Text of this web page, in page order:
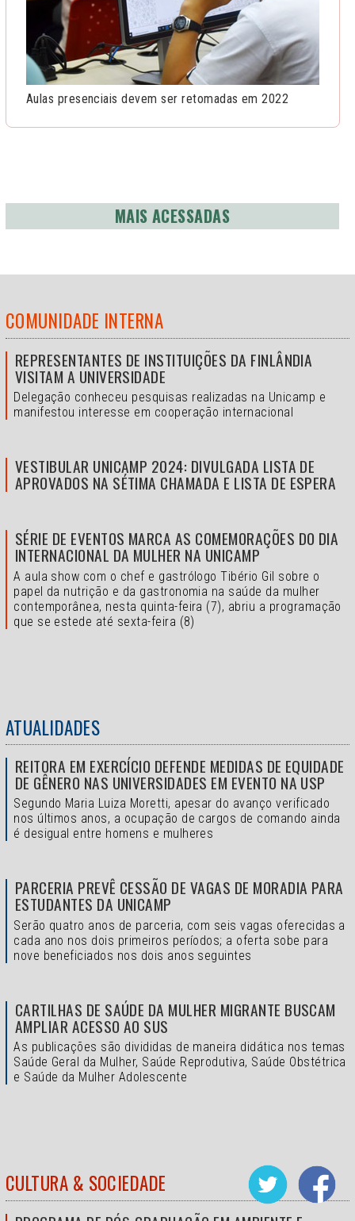
Aulas presenciais devem ser retomadas em 2022
MAIS ACESSADAS
COMUNIDADE INTERNA
REPRESENTANTES DE INSTITUIÇÕES DA FINLÂNDIA
VISITAM A UNIVERSIDADE
Delegação conheceu pesquisas realizadas na Unicamp e
manifestou interesse em cooperação internacional
VESTIBULAR UNICAMP 2024: DIVULGADA LISTA DE
APROVADOS NA SÉTIMA CHAMADA E LISTA DE ESPERA
SÉRIE DE EVENTOS MARCA AS COMEMORAÇÕES DO DIA
INTERNACIONAL DA MULHER NA UNICAMP
A aula show com o chef e gastrólogo Tibério Gil sobre o
papel da nutrição e da gastronomia na saúde da mulher
contemporânea, nesta quinta-feira (7), abriu a programação
que se estede até sexta-feira (8)
ATUALIDADES
REITORA EM EXERCÍCIO DEFENDE MEDIDAS DE EQUIDADE
DE GÊNERO NAS UNIVERSIDADES EM EVENTO NA USP
Segundo Maria Luiza Moretti, apesar do avanço verificado
nos últimos anos, a ocupação de cargos de comando ainda
é desigual entre homens e mulheres
PARCERIA PREVÊ CESSÃO DE VAGAS DE MORADIA PARA
ESTUDANTES DA UNICAMP
Serão quatro anos de parceria, com seis vagas oferecidas a
cada ano nos dois primeiros períodos; a oferta sobe para
nove beneficiados nos dois anos seguintes
CARTILHAS DE SAÚDE DA MULHER MIGRANTE BUSCAM
AMPLIAR ACESSO AO SUS
As publicações são divididas de maneira didática nos temas
Saúde Geral da Mulher, Saúde Reprodutiva, Saúde Obstétrica
e Saúde da Mulher Adolescente
CULTURA & SOCIEDADE